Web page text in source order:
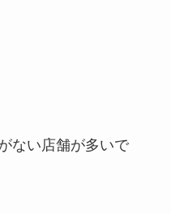
ない店舗が多いで